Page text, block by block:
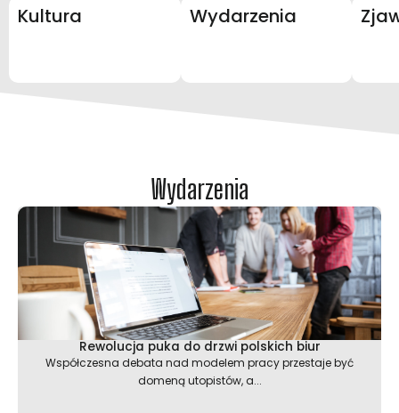
Kultura Wydarzenia
Wydarzenia
Rewolucja puka do drzwi polskich biur
Współczesna debata nad modelem pracy przestaje być
domeną utopistów, a...